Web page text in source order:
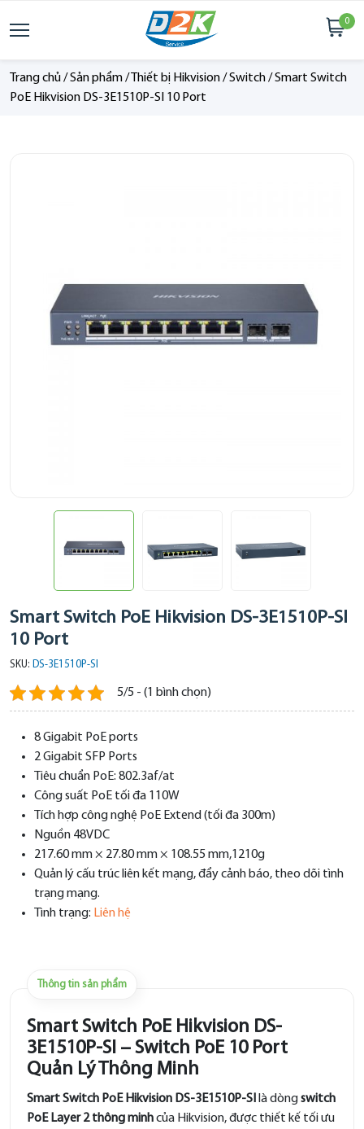
0
Trang chủ/Sản phẩm/ Thiết bị Hikvision/Switch/Smart Switch
PoE Hikvision DS-3E1510P-SI 10 Port
Smart Switch PoE Hikvision DS-3E1510P-SI
10 Port
SKU: DS-3E1510P-SI
5/5 - (1 bình chọn)
8 Gigabit PoE ports
2 Gigabit SFP Ports
Tiêu chuẩn PoE: 802.3af/at
Công suất PoE tối đa 110W
Tích hợp công nghệ PoE Extend (tối đa 300m)
Nguồn 48VDC
217.60 mm × 27.80 mm × 108.55 mm,1210g
Quản lý cấu trúc liên kết mạng, đẩy cảnh báo, theo dõi tình
trạng mạng.
Tình trạng: Liên hệ
Thông tin sản phẩm
Smart Switch PoE Hikvision DS-
3E1510P-SI – Switch PoE 10 Port
Quản Lý Thông Minh
Smart Switch PoE Hikvision DS-3E1510P-SI là dòngswitch
PoE Layer 2 thông minhcủa Hikvision, được thiết kế tối ưu